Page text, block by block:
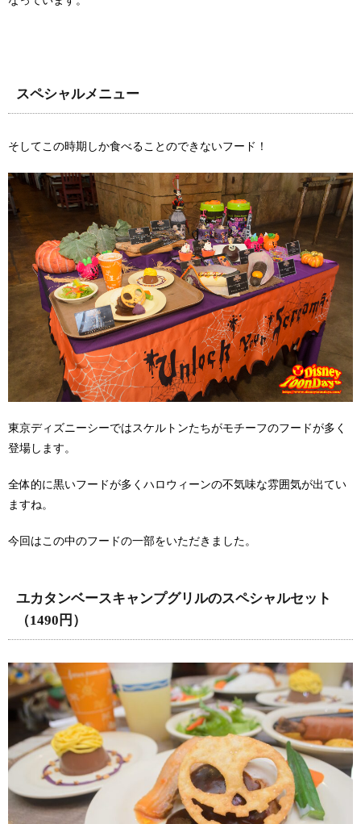
スペシャルメニュー
そしてこの時期しか食べることのできないフード！
東京ディズニーシーではスケルトンたちがモチーフのフードが多く
登場します。
全体的に黒いフードが多くハロウィーンの不気味な雰囲気が出てい
ますね。
今回はこの中のフードの一部をいただきました。
ユカタンベースキャンプグリルのスペシャルセット
（1490円）